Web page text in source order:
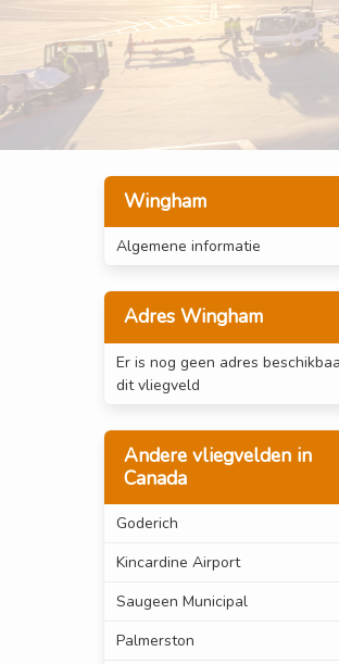
Wingham
Algemene informatie
Adres Wingham
Er is nog geen adres
dit vliegveld
Andere vliegvelden in
Canada
Goderich
Kincardine Airport
Saugeen Municipal
Palmerston